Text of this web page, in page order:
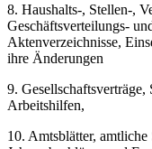
8. Haushalts-, Stellen-,
Geschäftsverteilungs-
Aktenverzeichnisse,
ihre Änderungen
9. Gesellschaftsverträge,
Arbeitshilfen,
10. Amtsblätter,